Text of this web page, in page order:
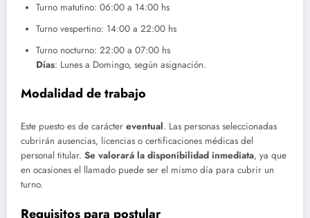
Turno matutino: 06:00 a 14:00 hs
Turno vespertino: 14:00 a 22:00 hs
Turno nocturno: 22:00 a 07:00 hs
Días: Lunes a Domingo, según asignación.
Modalidad de trabajo
Este puesto es de carácter eventual. Las personas seleccionadas
cubrirán ausencias, licencias o certificaciones médicas del
personal titular. Se valorará la disponibilidad inmediata, ya que
en ocasiones el llamado puede ser el mismo día para cubrir un
turno.
Requisitos para postular